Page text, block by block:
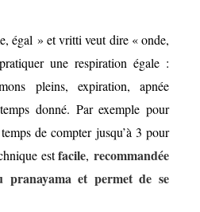
égal » et vritti veut dire « onde,
une respiration égale :
pleins, expiration, apnée
donné. Par exemple pour
de compter jusqu’à 3 pour
estfacile, recommandée
pranayama et permet de se